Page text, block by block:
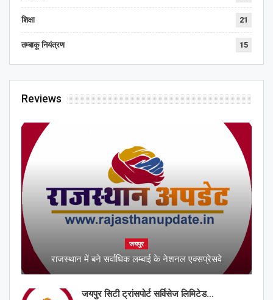
शिक्षा 21
तम्बाकू नियंत्रण 15
Reviews
जयपुर
राजस्थान में बने सर्वाधिक लम्बाई के नेशनल एक्सप्रेसवे
जयपुर सिटी ट्रांसपोर्ट सर्विसेज लिमिटेड…